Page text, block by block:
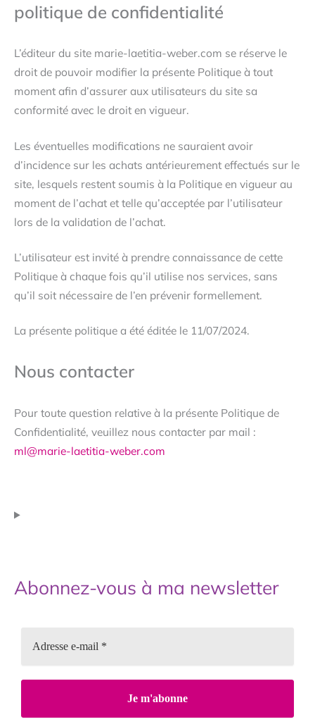
politique de confidentialité
L’éditeur du site marie-laetitia-weber.com se réserve le
droit de pouvoir modifier la présente Politique à tout
moment afin d’assurer aux utilisateurs du site sa
conformité avec le droit en vigueur.
Les éventuelles modifications ne sauraient avoir
d’incidence sur les achats antérieurement effectués sur le
site, lesquels restent soumis à la Politique en vigueur au
moment de l’achat et telle qu’acceptée par l’utilisateur
lors de la validation de l’achat.
L’utilisateur est invité à prendre connaissance de cette
Politique à chaque fois qu’il utilise nos services, sans
qu’il soit nécessaire de l’en prévenir formellement.
La présente politique a été éditée le 11/07/2024.
Nous contacter
Pour toute question relative à la présente Politique de
Confidentialité, veuillez nous contacter par mail :
ml@marie-laetitia-weber.com
Abonnez-vous à ma newsletter